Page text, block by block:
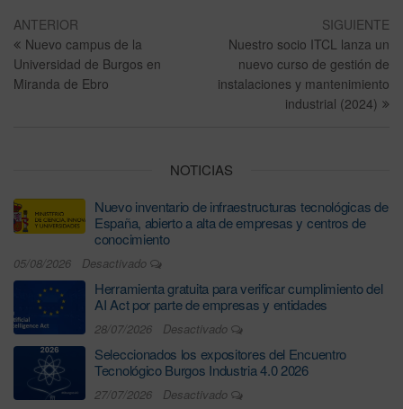
ANTERIOR
Nuevo campus de la
Universidad de Burgos en
Miranda de Ebro
SIGUIENTE
Nuestro socio ITCL lanza un
nuevo curso de gestión de
instalaciones y mantenimiento
industrial (2024)
NOTICIAS
Nuevo inventario de infraestructuras tecnológicas de
España, abierto a alta de empresas y centros de
conocimiento
05/08/2026 Desactivado
Herramienta gratuita para verificar cumplimiento del
AI Act por parte de empresas y entidades
28/07/2026 Desactivado
Seleccionados los expositores del Encuentro
Tecnológico Burgos Industria 4.0 2026
27/07/2026 Desactivado